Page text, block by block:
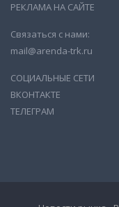
РЕКЛАМА НА САЙТЕ
Связаться с нами:
mail@arenda-trk.ru
СОЦИАЛЬНЫЕ СЕТИ
ВКОНТАКТЕ
ТЕЛЕГРАМ